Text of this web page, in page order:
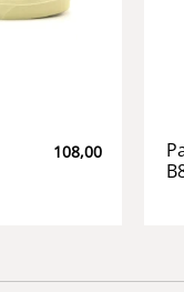
108,00